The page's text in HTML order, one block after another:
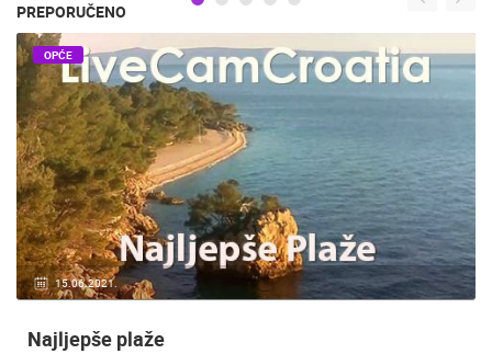
PREPORUČENO
15.06.2021.
OPĆE
Najljepše plaže